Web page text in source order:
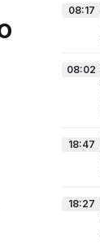
08:17
08:02
18:47
18:27